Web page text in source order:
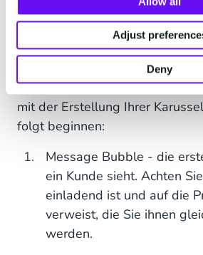
Adjust
Deny
Die Einrichtung von
Nachrichten kann direkt über
erfolgen. Lesen Sie unsere
und legen Sie los! Sobald Sie Ihre
Nachrichtenvorlage erstellt
mit der Erstellung Ihrer
folgt beginnen:
Message Bubble - die
ein Kunde sieht. Achten
einladend ist und auf die
verweist, die Sie ihnen
werden.